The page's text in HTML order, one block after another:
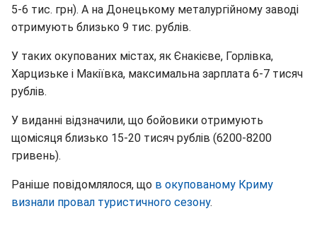
5-6 тис. грн). А на Донецькому металургійному заводі
отримують близько 9 тис. рублів.
У таких окупованих містах, як Єнакієве, Горлівка,
Харцизьке і Макіївка, максимальна зарплата 6-7 тисяч
рублів.
У виданні відзначили, що бойовики отримують
щомісяця близько 15-20 тисяч рублів (6200-8200
гривень).
Раніше повідомлялося, що в окупованому Криму
визнали провал туристичного сезону.